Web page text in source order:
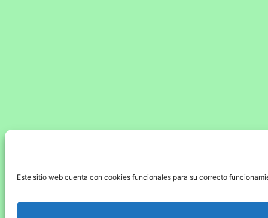
Este sitio web cuenta con cookies funcionales para su correcto